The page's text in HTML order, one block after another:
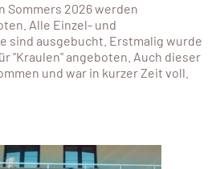
Sommers 2026 werden
Alle Einzel- und
sind ausgebucht. Erstmalig wurde
"Kraulen" angeboten. Auch dieser
und war in kurzer Zeit voll.